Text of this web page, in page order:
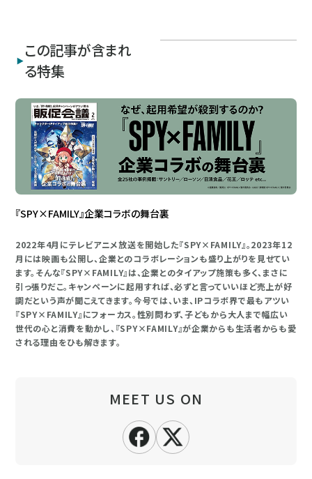
この記事が含まれ
る特集
『SPY×FAMILY』企業コラボの舞台裏
2022年4月にテレビアニメ放送を開始した『SPY×FAMILY』。2023年12
月には映画も公開し、企業とのコラボレーションも盛り上がりを見せてい
ます。そんな『SPY×FAMILY』は、企業とのタイアップ施策も多く、まさに
引っ張りだこ。キャンペーンに起用すれば、必ずと言っていいほど売上が好
調だという声が聞こえてきます。今号では、いま、IPコラボ界で最もアツい
『SPY×FAMILY』にフォーカス。性別問わず、子どもから大人まで幅広い
世代の心と消費を動かし、『SPY×FAMILY』が企業からも生活者からも愛
される理由をひも解きます。
MEET US ON